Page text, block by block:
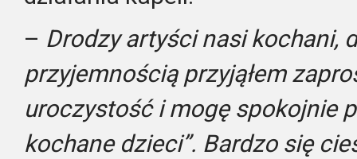
– Drodzy artyści nasi kochani,
przyjemnością przyjąłem
uroczystość i mogę spokojnie
kochane dzieci”. Bardzo się